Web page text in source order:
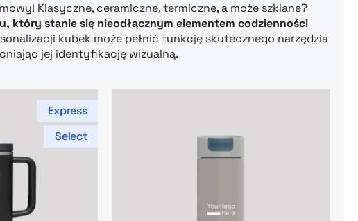
Klasyczne, ceramiczne, termiczne, a może szklane?
który stanie się nieodłącznym elementem codzienności
kubek może pełnić funkcję skutecznego narzędzia
jej identyfikację wizualną.
Express
Select